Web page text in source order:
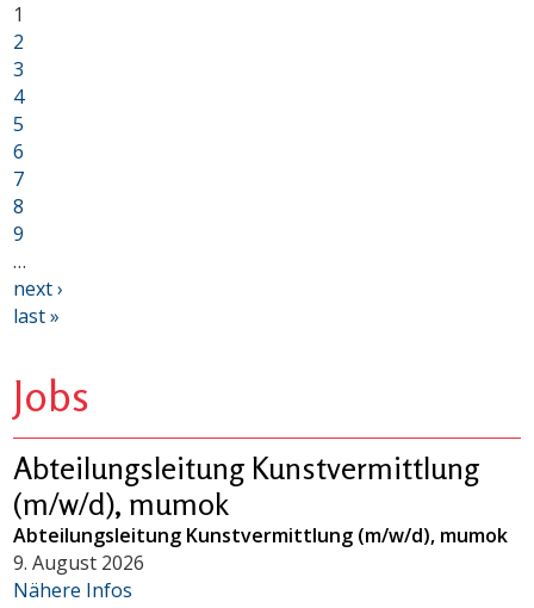
1
2
3
4
5
6
7
8
9
…
next ›
last »
Jobs
Abteilungsleitung Kunstvermittlung
(m/w/d), mumok
Abteilungsleitung Kunstvermittlung (m/w/d), mumok
9. August 2026
Nähere Infos